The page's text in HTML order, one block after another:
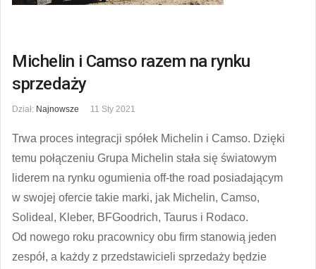
Michelin i Camso razem na rynku
sprzedaży
Dział: Najnowsze 11 Sty 2021
Trwa proces integracji spółek Michelin i Camso. Dzięki
temu połączeniu Grupa Michelin stała się światowym
liderem na rynku ogumienia off-the road posiadającym
w swojej ofercie takie marki, jak Michelin, Camso,
Solideal, Kleber, BFGoodrich, Taurus i Rodaco.
Od nowego roku pracownicy obu firm stanowią jeden
zespół, a każdy z przedstawicieli sprzedaży będzie